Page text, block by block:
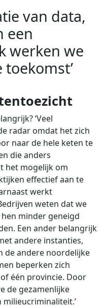
van data,
een
werken we
‘Veel
radar omdat het zich
naar de hele keten te
die anders
het mogelijk om
effectief aan te
werkt
weten dat we
minder geneigd
Een ander belangrijk
andere instanties,
de andere noordelijke
beperken zich
één provincie. Door
de gezamenlijke